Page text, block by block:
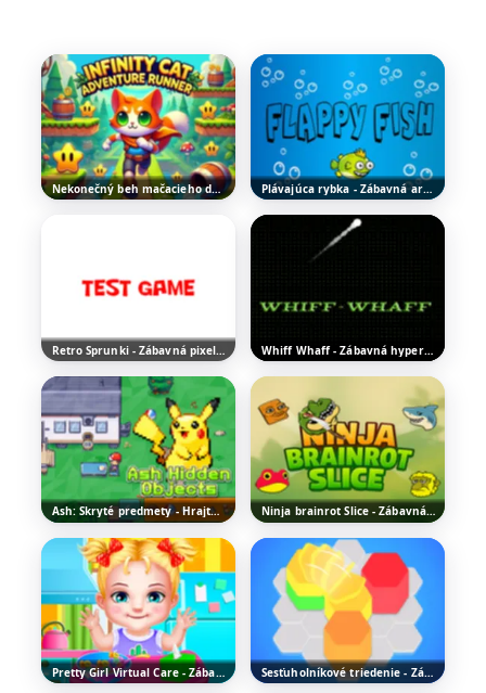
Nekonečný beh mačacieho dobrodruha - Hrajte Zadarmo Online Plávajúca rybka - Zábavná arkádová hra
Retro Sprunki - Zábavná pixelová adventúra Whiff Whaff - Zábavná hyperpríležitostná hra
Ash: Skryté predmety - Hrajte zábavnú logickú hru Ninja brainrot Slice - Zábavná arkádová hra
Pretty Girl Virtual Care - Zábavná hra na premenu Šesťuholníkové triedenie - Zábavná logická hra